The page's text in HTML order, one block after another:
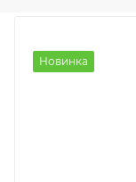
Новинка